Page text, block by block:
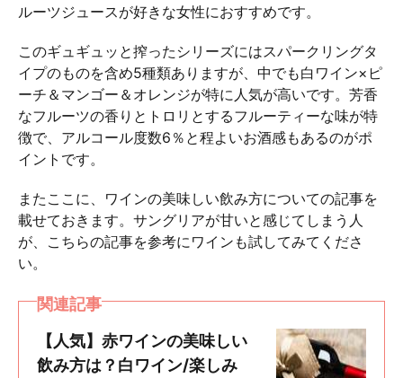
ルーツジュースが好きな女性におすすめです。
このギュギュッと搾ったシリーズにはスパークリングタ
イプのものを含め5種類ありますが、中でも白ワイン×ピ
ーチ＆マンゴー＆オレンジが特に人気が高いです。芳香
なフルーツの香りとトロリとするフルーティーな味が特
徴で、アルコール度数6％と程よいお酒感もあるのがポ
イントです。
またここに、ワインの美味しい飲み方についての記事を
載せておきます。サングリアが甘いと感じてしまう人
が、こちらの記事を参考にワインも試してみてくださ
い。
関連記事
【人気】赤ワインの美味しい
飲み方は？白ワイン/楽しみ